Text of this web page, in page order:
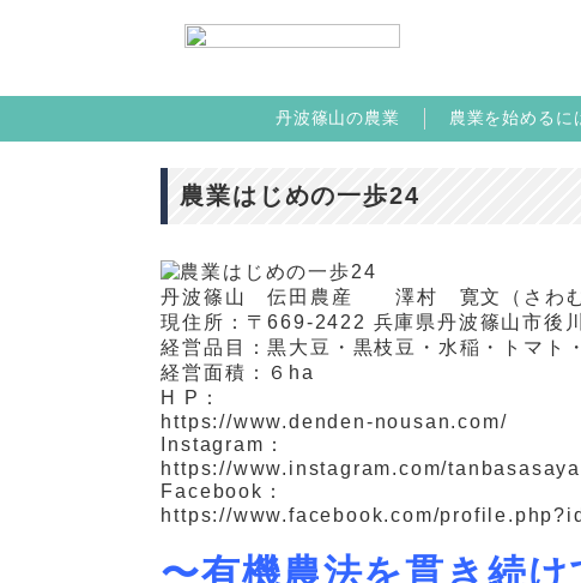
丹波篠山の農業 農業を始めるに
農業はじめの一歩24
丹波篠山 伝田農産 澤村 寛文（さわむ
現住所：〒669-2422 兵庫県丹波篠山市後
経営品目：黒大豆・黒枝豆・水稲・トマト
経営面積：６ ha
H P ：
https://www.denden-nousan.com/
Instagram ：
https://www.instagram.com/
Facebook ：
https://www.facebook.com/
〜有機農法を貫き続